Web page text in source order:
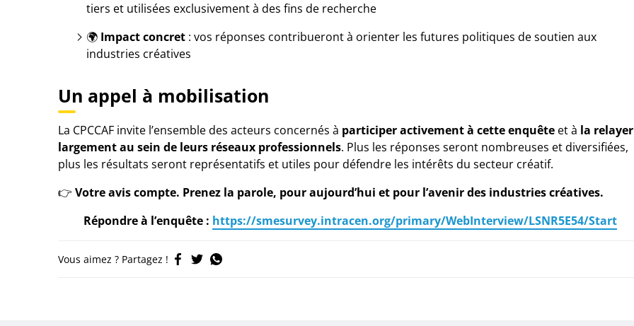
tiers et utilisées exclusivement à des fins de recherche
🌍 Impact concret : vos réponses contribueront à orienter les futures politiques de soutien aux
industries créatives
Un appel à mobilisation
La CPCCAF invite l’ensemble des acteurs concernés à participer activement à cette enquête et à la relayer
largement au sein de leurs réseaux professionnels. Plus les réponses seront nombreuses et diversifiées,
plus les résultats seront représentatifs et utiles pour défendre les intérêts du secteur créatif.
👉 Votre avis compte. Prenez la parole, pour aujourd’hui et pour l’avenir des industries créatives.
Répondre à l’enquête : https://smesurvey.intracen.org/primary/WebInterview/LSNR5E54/Start
Vous aimez ? Partagez !